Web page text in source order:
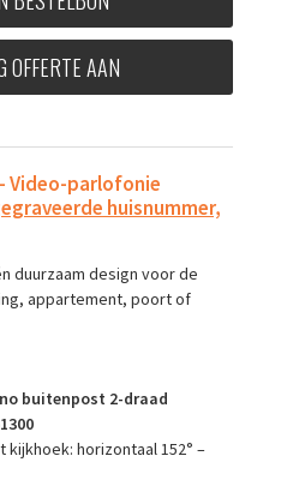
OFFERTE AAN
– Video-parlofonie
huisnummer,
duurzaam design voor de
appartement, poort of
buitenpost 2-draad
horizontaal 152° –